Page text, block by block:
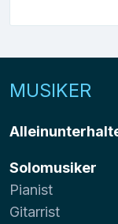
MUSIKER
Solomusiker
Pianist
Gitarrist